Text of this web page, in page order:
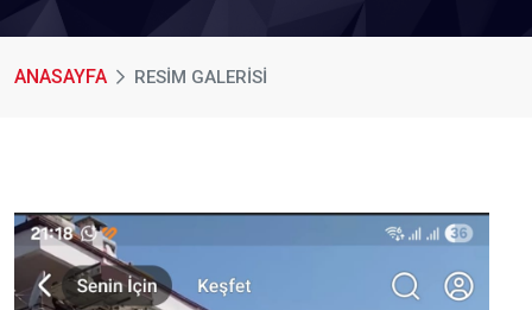
ANASAYFA RESIM GALERISI